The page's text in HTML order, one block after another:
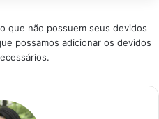
que não possuem seus devidos
possamos adicionar os devidos